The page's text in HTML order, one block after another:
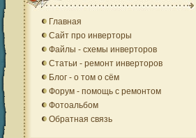
Главная
Сайт про инверторы
Файлы - схемы инверторов
Статьи - ремонт инверторов
Блог - о том о сём
Форум - помощь с ремонтом
Фотоальбом
Обратная связь